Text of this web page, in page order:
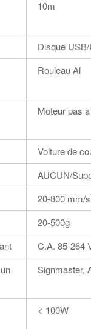
10m
Disque USB/
Rouleau Al
Moteur pas
Voiture de
AUCUN/
20-800 mm/s
20-500g
C.A. 85-264
Signmaster,
< 100W